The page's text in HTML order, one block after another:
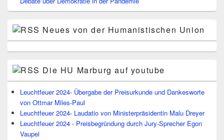
Neues von der Humanistischen Union
Die HU Marburg auf youtube
Leuchtfeuer 2024- Übergabe der Preisurkunde und Dankesworte
von Ottmar Miles-Paul
Leuchtfeuer 2024- Laudatio von Ministerpräsidentin Malu Dreyer
Leuchtfeuer 2024 - Preisbegründung durch Jury-Sprecher Egon
Vaupel